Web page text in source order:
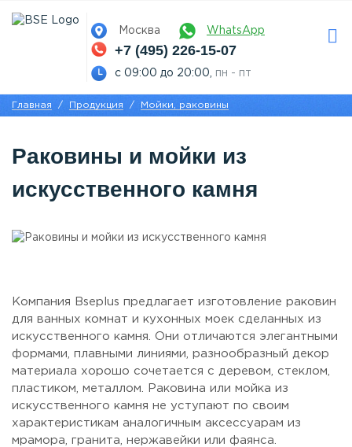
Москва WhatsApp
+7 (495) 226-15-07
с 09:00 до 20:00, пн - пт
Главная Продукция Мойки, раковины
Раковины и мойки из
искусственного камня
Компания Bseplus предлагает изготовление раковин
для ванных комнат и кухонных моек сделанных из
искусственного камня. Они отличаются элегантными
формами, плавными линиями, разнообразный декор
материала хорошо сочетается с деревом, стеклом,
пластиком, металлом. Раковина или мойка из
искусственного камня не уступают по своим
характеристикам аналогичным аксессуарам из
мрамора, гранита, нержавейки или фаянса.